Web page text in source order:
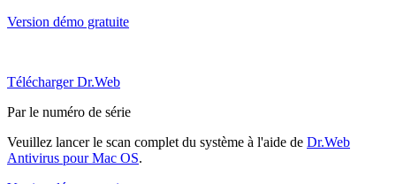
Version démo gratuite
Télécharger Dr.Web
Par le numéro de série
Veuillez lancer le scan complet du système à l'aide de Dr.Web
Antivirus pour Mac OS.